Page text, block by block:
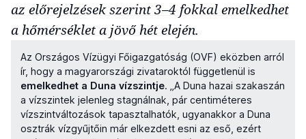
az előrejelzések szerint 3–4 fokkal emelkedhet
a hőmérséklet a jövő hét elején.
Az Országos Vízügyi Főigazgatóság (OVF) eközben arról
ír, hogy a magyarországi zivataroktól függetlenül is
emelkedhet a Duna vízszintje. „A Duna hazai szakaszán
a vízszintek jelenleg stagnálnak, pár centiméteres
vízszintváltozások tapasztalhatók, ugyanakkor a Duna
osztrák vízgyűjtőin már elkezdett esni az eső, ezért